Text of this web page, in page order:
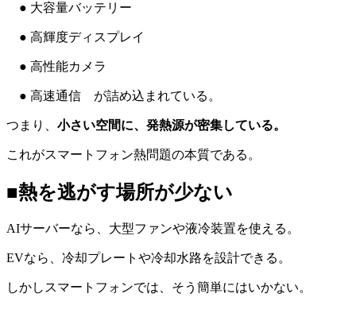
● 大容量バッテリー
● 高輝度ディスプレイ
● 高性能カメラ
● 高速通信 が詰め込まれている。
つまり、 小さい空間に、発熱源が密集している。
これがスマートフォン熱問題の本質である。
■熱を逃がす場所が少ない
AIサーバーなら、大型ファンや液冷装置を使える。
EVなら、冷却プレートや冷却水路を設計できる。
しかしスマートフォンでは、そう簡単にはいかない。